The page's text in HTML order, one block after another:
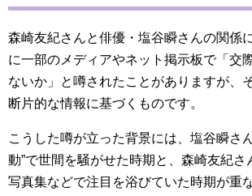
森崎友紀さんと俳優・塩谷瞬さんの関係
に一部のメディアやネット掲示板で「交
ないか」と噂されたことがありますが、
断片的な情報に基づくものです。
こうした噂が立った背景には、塩谷瞬さ
動”で世間を騒がせた時期と、森崎友紀さ
写真集などで注目を浴びていた時期が重